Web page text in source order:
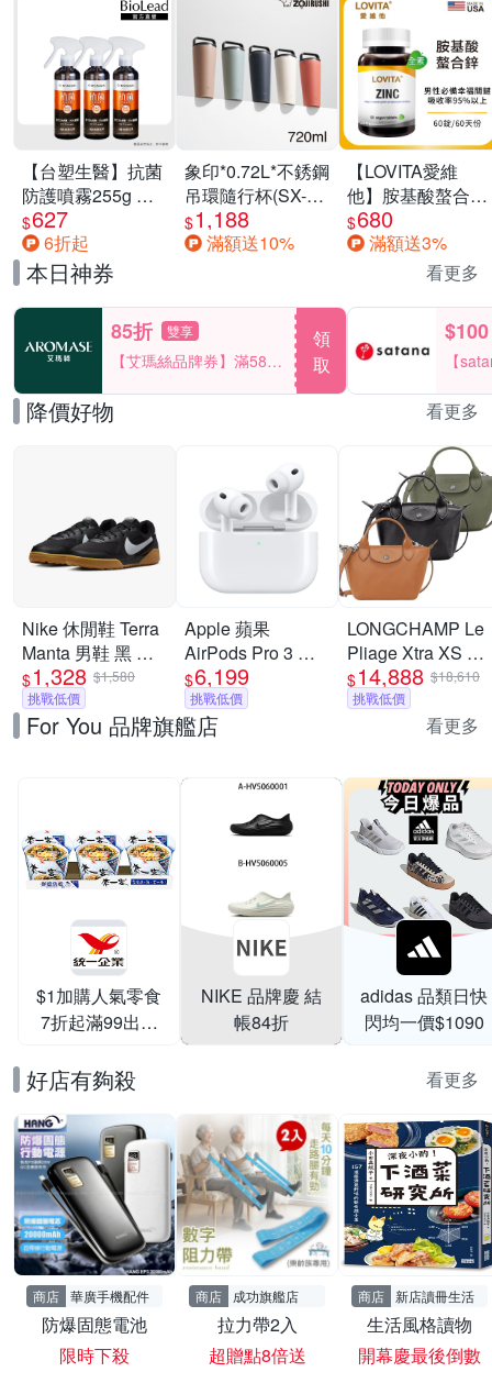
【台塑生醫】抗菌
防護噴霧255g 三
入組
$627
6折起
象印*0.72L*不銹鋼
吊環隨行杯(SX-
LA72H)
$1,188
滿額送10%
【LOVITA愛維
他】胺基酸螯合鋅
x2瓶30mg素食錠
(鋅錠)
$680
滿額送3%
本日神券 看更多
85折 雙享
【艾瑪絲品牌券】滿580
享85折！
領
取
$100
【
一件
降價好物 看更多
Nike 休閒鞋 Terra
Manta 男鞋 黑 白
膠底 復古
HQ4502-003
$1,328 $1,580
挑戰低價
Apple 蘋果
AirPods Pro 3 主
動式降噪 藍芽耳機
原廠保固 公司貨
$6,199
挑戰低價
LONGCHAMP Le
Pliage Xtra XS 奔
馬烙印牛皮斜背水
餃包-多色可選
$14,888 $18,610
挑戰低價
For You 品牌旗艦店 看更多
$1加購人氣零食
7折起滿99出貨
NIKE 品牌慶 結
帳84折
adidas 品類日快
閃均一價$1090
好店有夠殺 看更多
商店 華廣手機配件
防爆固態電池
限時下殺
商店 成功旗艦店
拉力帶2入
超贈點8倍送
商店 新店讀冊生活
生活風格讀物
開幕慶最後倒數